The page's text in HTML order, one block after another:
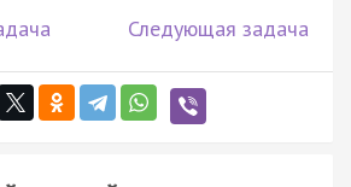
Следующая задача